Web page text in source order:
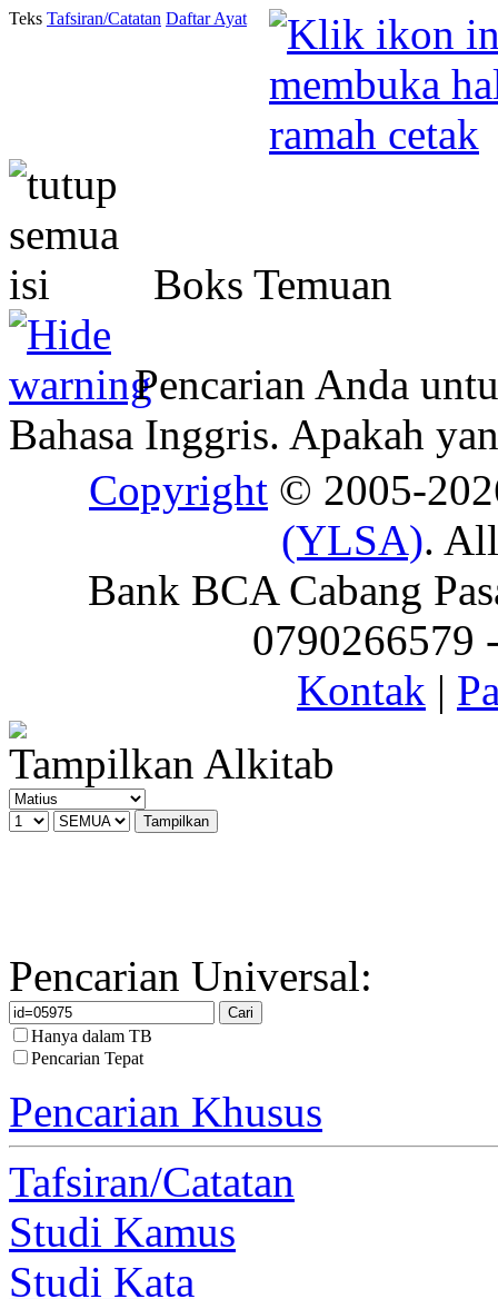
Teks Tafsiran/Catatan Daftar Ayat
Boks Temuan
Pencarian Anda
Bahasa Inggris. Apakah
Copyright © 2005-
(YLSA).
Bank BCA Cabang
0790266579
Kontak |
Tampilkan Alkitab
Pencarian Universal:
Hanya dalam TB
Pencarian Tepat
Pencarian Khusus
Tafsiran/Catatan
Studi Kamus
Studi Kata